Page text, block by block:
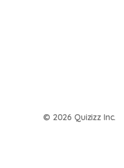
© 2026 Quizizz Inc.